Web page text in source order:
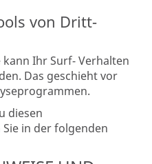
von Dritt­
kann Ihr Surf- Verhalten
Das geschieht vor
diesen
in der folgenden